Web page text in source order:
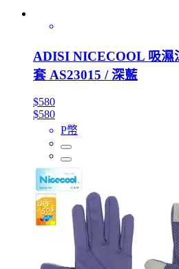
ADISI NICECOOL 吸濕
套 AS23015 / 深藍
$580
$580
P幣